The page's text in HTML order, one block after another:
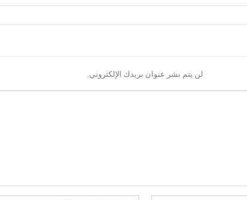
لن يتم نشر عنوان بريدك الإلكتروني.